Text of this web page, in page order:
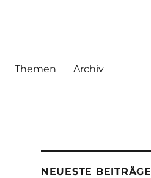
Themen Archiv
NEUESTE BEITRÄGE